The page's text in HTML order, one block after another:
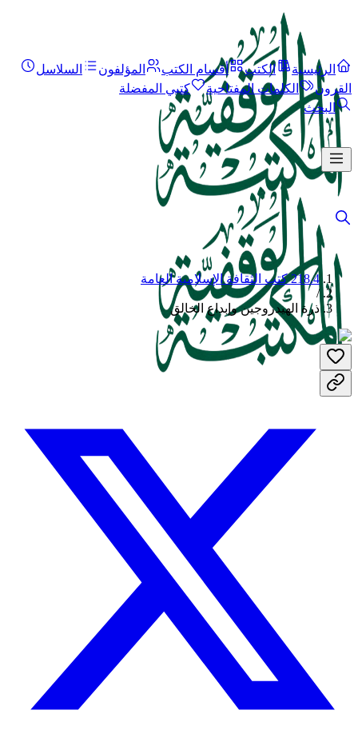
الرئيسية الكتب أقسام الكتب المؤلفون
السلاسل
القرون
الكلمات المفتاحية
كتبي المفضلة
البحث
218.4 كتب الثقافة الإسلامية العامة
/
ذرة الهيدروجين وإبداع الخالق